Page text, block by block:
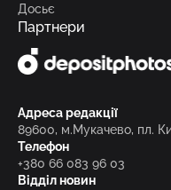
Досьє
Партнери
Адреса редакції
89600, м.Мукачево, пл.
Телефон
+380 66 083 96 03
Відділ новин